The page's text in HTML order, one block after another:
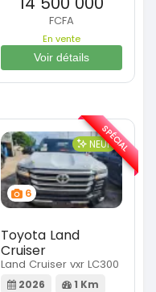
FCFA
En vente
Voir détails
6
NEUF
Toyota Land
Cruiser
Land Cruiser vxr LC300
2026
1 Km
SPÉCIAL